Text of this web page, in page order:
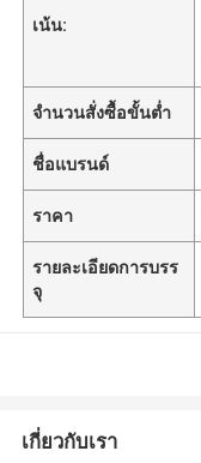
เน้น:
จำนวนสั่งซื้อขั้นต่ำ
ชื่อแบรนด์
ราคา
รายละเอียดการบรร
จุ
เกี่ยวกับเรา